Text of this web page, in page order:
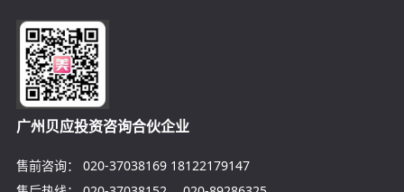
广州贝应投资咨询合伙企业
售前咨询： 020-37038169 18122179147